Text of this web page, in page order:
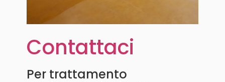
Contattaci
Per trattamento